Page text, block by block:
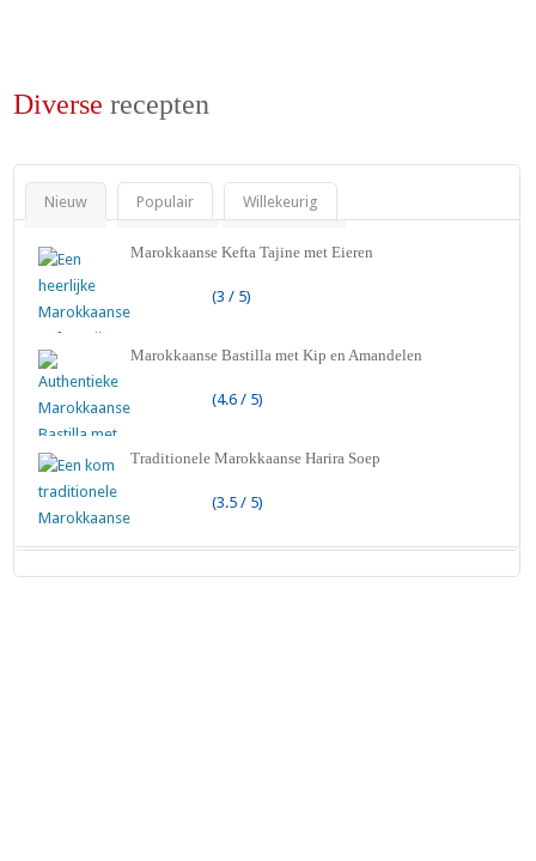
Diverse recepten
Nieuw Populair Willekeurig
Marokkaanse Kefta Tajine met Eieren
(3 / 5)
Marokkaanse Bastilla met Kip en Amandelen
(4.6 / 5)
Traditionele Marokkaanse Harira Soep
(3.5 / 5)